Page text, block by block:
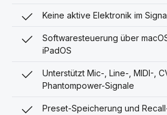
Keine aktive Elektronik im
Softwaresteuerung über
iPadOS
Unterstützt Mic-, Line-, MIDI-,
Phantompower-Signale
Preset-Speicherung und